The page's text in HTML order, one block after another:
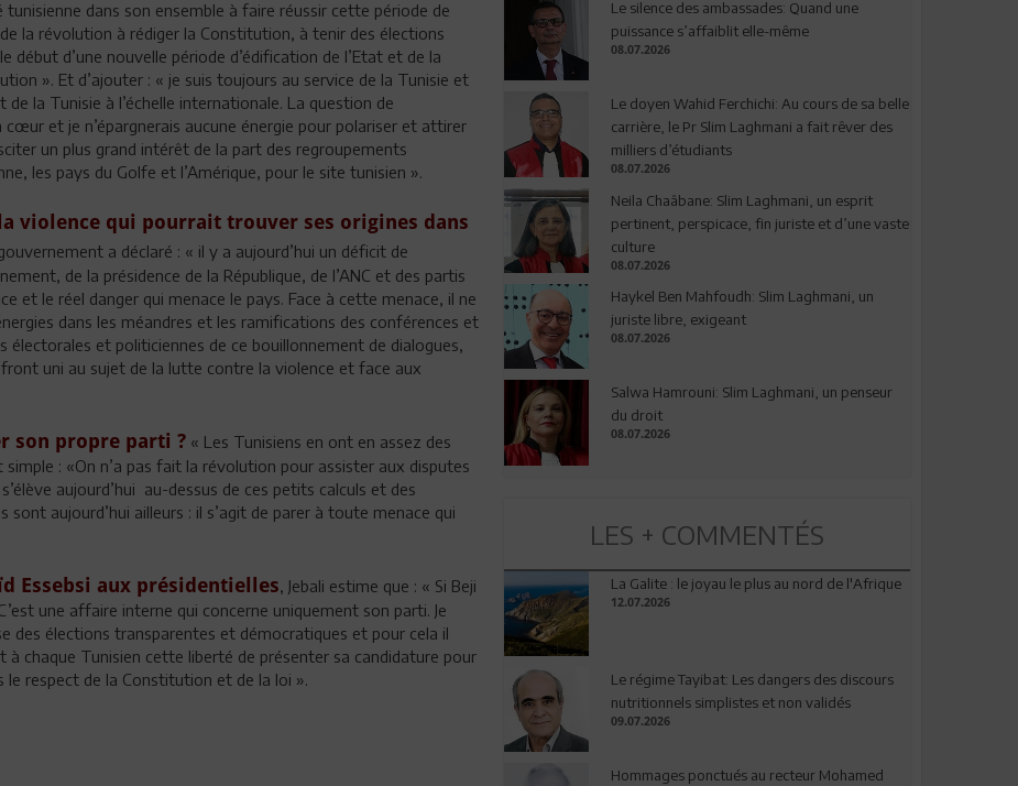
dans son ensemble à faire réussir cette période de
la révolution à rédiger la Constitution, à tenir des élections
d’une nouvelle période d’édification de l’Etat et de la
». Et d’ajouter : « je suis toujours au service de la Tunisie et
la Tunisie à l’échelle internationale. La question de
et je n’épargnerais aucune énergie pour polariser et attirer
un plus grand intérêt de la part des regroupements
les pays du Golfe et l’Amérique, pour le site tunisien ».
violence qui pourrait trouver ses origines dans
a déclaré : « il y a aujourd’hui un déficit de
de la présidence de la République, de l’ANC et des partis
et le réel danger qui menace le pays. Face à cette menace, il ne
dans les méandres et les ramifications des conférences et
électorales et politiciennes de ce bouillonnement de dialogues,
uni au sujet de la lutte contre la violence et face aux
son propre parti ? « Les Tunisiens en ont en assez des
: «On n’a pas fait la révolution pour assister aux disputes
aujourd’hui au-dessus de ces petits calculs et des
aujourd’hui ailleurs : il s’agit de parer à toute menace qui
Essebsi aux présidentielles, Jebali estime que : « Si Beji
une affaire interne qui concerne uniquement son parti. Je
des élections transparentes et démocratiques et pour cela il
chaque Tunisien cette liberté de présenter sa candidature pour
le respect de la Constitution et de la loi ».
Le silence des ambassades: Quand une
puissance s’affaiblit elle-même
08.07.2026
Le doyen Wahid Ferchichi: Au cours de sa belle
carrière, le Pr Slim Laghmani a fait rêver des
milliers d’étudiants
08.07.2026
Neila Chaâbane: Slim Laghmani, un esprit
pertinent, perspicace, fin juriste et d’une vaste
culture
08.07.2026
Haykel Ben Mahfoudh: Slim Laghmani, un
juriste libre, exigeant
08.07.2026
Salwa Hamrouni: Slim Laghmani, un penseur
du droit
08.07.2026
LES + COMMENTÉS
La Galite : le joyau le plus au nord de l'Afrique
12.07.2026
Le régime Tayibat: Les dangers des discours
nutritionnels simplistes et non validés
09.07.2026
Hommages ponctués au recteur Mohamed